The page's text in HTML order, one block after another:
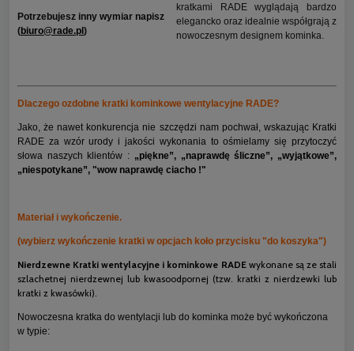
Potrzebujesz inny wymiar napisz
(biuro@rade.pl)
kratkami RADE wyglądają bardzo
elegancko oraz idealnie współgrają z
nowoczesnym designem kominka.
Dlaczego ozdobne kratki kominkowe wentylacyjne RADE?
Jako, że nawet konkurencja nie szczędzi nam pochwał, wskazując Kratki
RADE za wzór urody i jakości wykonania to ośmielamy się przytoczyć
słowa naszych klientów : „piękne”, „naprawdę śliczne”, „wyjątkowe”,
„niespotykane”, "wow naprawdę ciacho !"
Materiał i wykończenie.
(wybierz wykończenie kratki w opcjach koło przycisku "do koszyka")
Nierdzewne Kratki wentylacyjne i kominkowe RADEwykonane są ze stali
szlachetnej nierdzewnej lub kwasoodpornej (tzw. kratki z nierdzewki lub
kratki z kwasówki).
Nowoczesna kratka do wentylacji lub do kominka może być wykończona
w typie: